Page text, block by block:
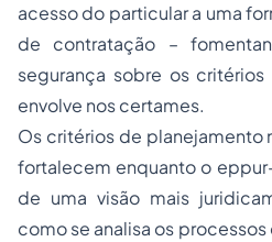
acesso do particular a uma
de contratação –
segurança sobre os
envolve nos certames.
Os critérios de planejamento
fortalecem enquanto o
de uma visão mais
como se analisa os